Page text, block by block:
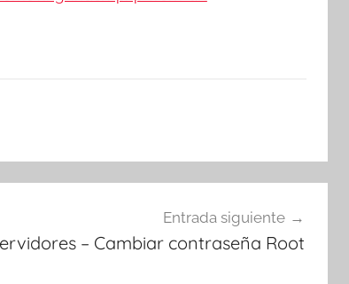
Entrada siguiente
– Cambiar contraseña Root